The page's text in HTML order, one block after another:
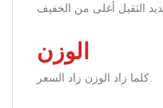
الوزن
كلما زاد الوزن زاد السعر.